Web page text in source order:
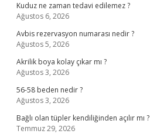
Kuduz ne zaman tedavi edilemez ?
Ağustos 6, 2026
Avbis rezervasyon numarası nedir ?
Ağustos 5, 2026
Akrilik boya kolay çıkar mı ?
Ağustos 3, 2026
56-58 beden nedir ?
Ağustos 3, 2026
Bağlı olan tüpler kendiliğinden açılır mı ?
Temmuz 29, 2026